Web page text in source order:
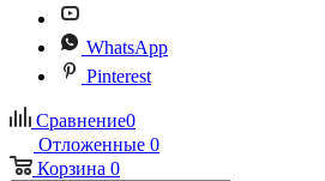
WhatsApp
Pinterest
Сравнение0
Отложенные 0
Корзина 0